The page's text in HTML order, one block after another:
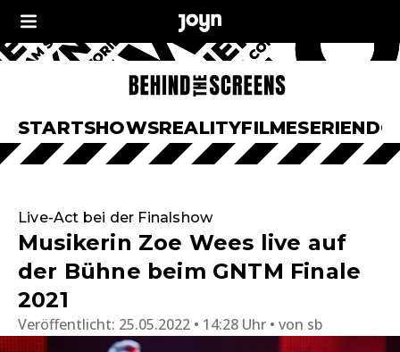
STARTSHOWSREALITYFILMESERIEN
Live-Act bei der Finalshow
Musikerin Zoe Wees live auf
der Bühne beim GNTM Finale
2021
Veröffentlicht: 25.05.2022 • 14:28 Uhr von sb